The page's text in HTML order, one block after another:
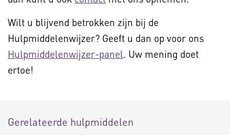
Wilt u blijvend betrokken zijn bij de
Hulpmiddelenwijzer? Geeft u dan op voor ons
Hulpmiddelenwijzer-panel. Uw mening doet
ertoe!
Gerelateerde hulpmiddelen